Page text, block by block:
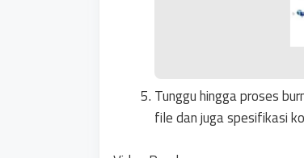
Tunggu hingga proses
file dan juga spesifikasi